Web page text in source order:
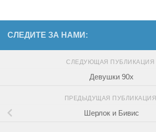
СЛЕДИТЕ ЗА НАМИ:
СЛЕДУЮЩАЯ ПУБЛИКАЦИЯ
Девушки 90х
ПРЕДЫДУЩАЯ ПУБЛИКАЦИЯ
Шерлок и Бивис